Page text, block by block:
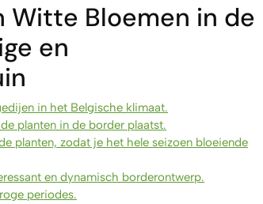
Witte Bloemen in de
en
in het Belgische klimaat.
planten in de border plaatst.
planten, zodat je het hele seizoen bloeiende
en dynamisch borderontwerp.
periodes.